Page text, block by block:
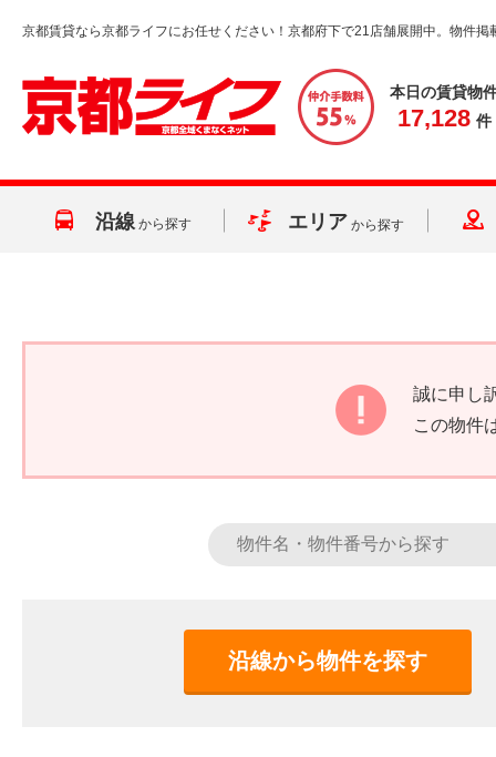
京都賃貸なら京都ライフにお任せください！京都府下で21店舗展開中。物件掲
本日の賃貸物
17,128 件
沿線 から探す エリア から探す
誠に申し
この物件
沿線から物件を探す